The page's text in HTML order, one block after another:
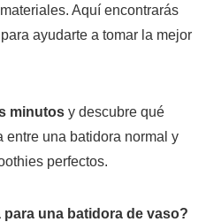
Aquí encontrarás
ayudarte a tomar la mejor
minutos y descubre qué
una batidora normal y
perfectos.
una batidora de vaso?